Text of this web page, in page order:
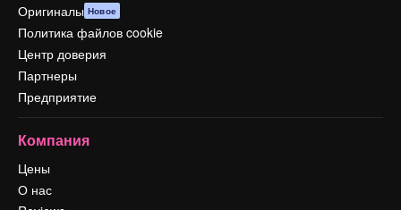
Оригиналы Новое
Политика файлов cookie
Центр доверия
Партнеры
Предприятие
Компания
Цены
О нас